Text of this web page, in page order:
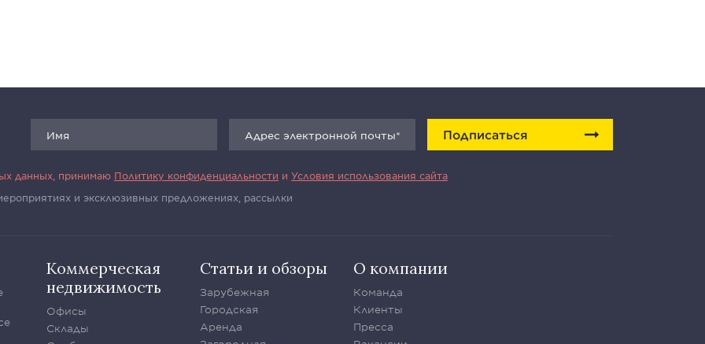
Подписаться
данных, принимаю Политику конфиденциальности и Условия использования сайта
и эксклюзивных предложениях, рассылки
Коммерческая
недвижимость
Офисы
Склады
Статьи и обзоры
Зарубежная
Городская
Аренда
О компании
Команда
Клиенты
Пресса